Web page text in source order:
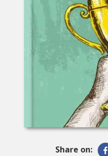
Share on: